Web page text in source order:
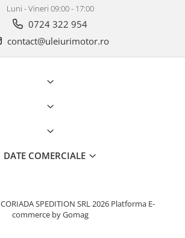
Luni - Vineri 09:00 - 17:00
0724 322 954
contact@uleiurimotor.ro
DATE COMERCIALE
SPEDITION SRL 2026 Platforma E-
commerce by Gomag